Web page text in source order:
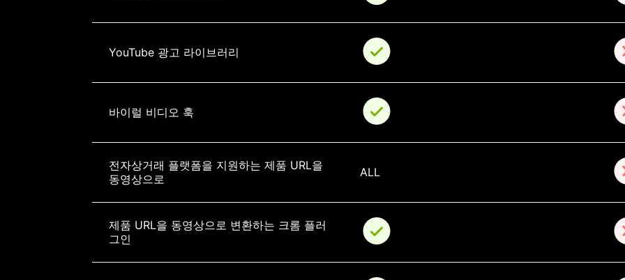
YouTube 광고 라이브러리
바이럴 비디오 훅
전자상거래 플랫폼을 지원하는 제품 URL을
동영상으로
ALL
제품 URL을 동영상으로 변환하는 크롬 플러
그인